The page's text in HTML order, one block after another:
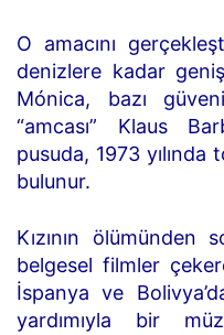
O amacını
denizlere kadar
Mónica, bazı
“amcası” Klaus
pusuda, 1973
bulunur.
Kızının ölümünden
belgesel filmler
İspanya ve
yardımıyla bir